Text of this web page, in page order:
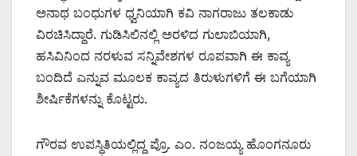
ಅನಾಥ ಬಂಧುಗಳ ಧ್ವನಿಯಾಗಿ ಕವಿ ನಾಗರಾಜು ತಲಕಾಡು
ವಿರಚಿಸಿದ್ದಾರೆ. ಗುಡಿಸಿಲಿನಲ್ಲಿ ಅರಳಿದ ಗುಲಾಬಿಯಾಗಿ,
ಹಸಿವಿನಿಂದ ನರಳುವ ಸನ್ನಿವೇಶಗಳ ರೂಪವಾಗಿ ಈ ಕಾವ್ಯ
ಬಂದಿದೆ ಎನ್ನುವ ಮೂಲಕ ಕಾವ್ಯದ ತಿರುಳುಗಳಿಗೆ ಈ ಬಗೆಯಾಗಿ
ಶೀರ್ಷಿಕೆಗಳನ್ನು ಕೊಟ್ಟರು.
ಗೌರವ ಉಪಸ್ಥಿತಿಯಲ್ಲಿದ್ದ ಪ್ರೊ. ಎಂ. ನಂಜಯ್ಯ ಹೊಂಗನೂರು